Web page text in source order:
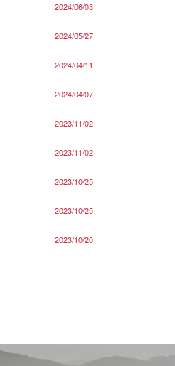
2024/06/03
2024/05/27
2024/04/11
2024/04/07
2023/11/02
2023/11/02
2023/10/25
2023/10/25
2023/10/20